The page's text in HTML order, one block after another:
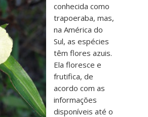
conhecida como
trapoeraba, mas,
na América do
Sul, as espécies
têm flores azuis.
Ela floresce e
frutifica, de
acordo com as
informações
disponíveis até o